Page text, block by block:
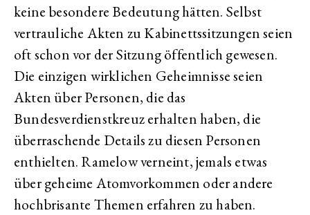
keine besondere Bedeutung hätten. Selbst
vertrauliche Akten zu Kabinettssitzungen seien
oft schon vor der Sitzung öffentlich gewesen.
Die einzigen wirklichen Geheimnisse seien
Akten über Personen, die das
Bundesverdienstkreuz erhalten haben, die
überraschende Details zu diesen Personen
enthielten. Ramelow verneint, jemals etwas
über geheime Atomvorkommen oder andere
hochbrisante Themen erfahren zu haben.